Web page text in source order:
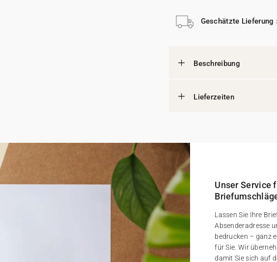
Geschätzte
Beschreibung
Lieferzeiten
Unser Service
Lassen Sie Ihre
Absenderadresse
bedrucken – ganz
für Sie. Wir
damit Sie sich auf